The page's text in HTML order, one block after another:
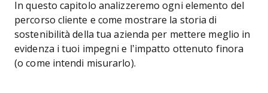
In questo capitolo analizzeremo ogni elemento del
percorso cliente e come mostrare la storia di
sostenibilità della tua azienda per mettere meglio in
evidenza i tuoi impegni e l’impatto ottenuto finora
(o come intendi misurarlo).